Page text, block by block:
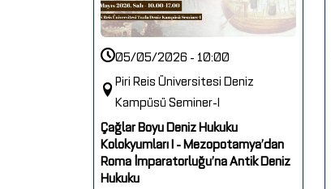
05/05/2026 - 10:00
Piri Reis Üniversitesi Deniz
Kampüsü Seminer-I
Çağlar Boyu Deniz Hukuku
Kolokyumları I - Mezopotamya’dan
Roma İmparatorluğu’na Antik Deniz
Hukuku